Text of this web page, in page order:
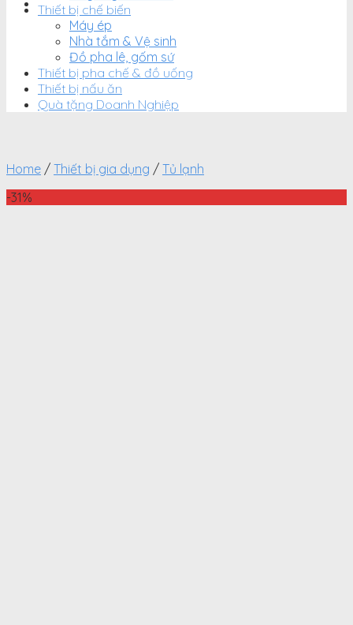
Thiết bị chế biến
Máy ép
Nhà tắm & Vệ sinh
Đồ pha lê, gốm sứ
Thiết bị pha chế & đồ uống
Thiết bị nấu ăn
Quà tặng Doanh Nghiệp
Home / Thiết bị gia dụng / Tủ lạnh
-31%